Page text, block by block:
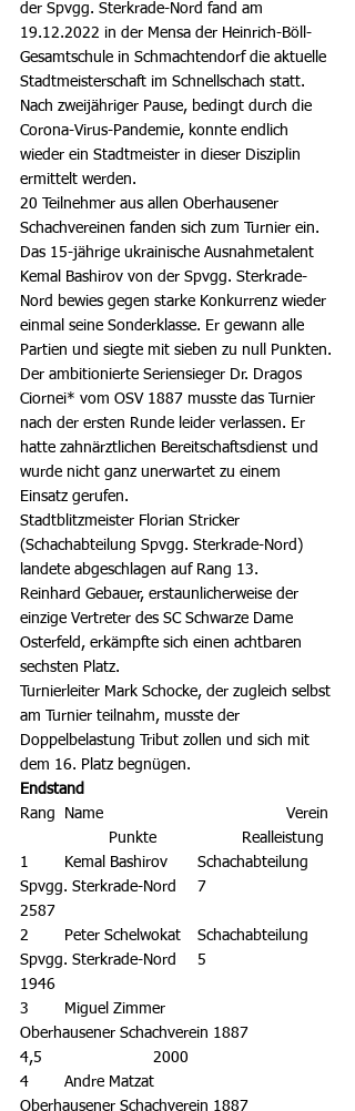
der Spvgg. Sterkrade-Nord fand am
19.12.2022 in der Mensa der Heinrich-Böll-
Gesamtschule in Schmachtendorf die aktuelle
Stadtmeisterschaft im Schnellschach statt.
Nach zweijähriger Pause, bedingt durch die
Corona-Virus-Pandemie, konnte endlich
wieder ein Stadtmeister in dieser Disziplin
ermittelt werden.
20 Teilnehmer aus allen Oberhausener
Schachvereinen fanden sich zum Turnier ein.
Das 15-jährige ukrainische Ausnahmetalent
Kemal Bashirov von der Spvgg. Sterkrade-
Nord bewies gegen starke Konkurrenz wieder
einmal seine Sonderklasse. Er gewann alle
Partien und siegte mit sieben zu null Punkten.
Der ambitionierte Seriensieger Dr. Dragos
Ciornei* vom OSV 1887 musste das Turnier
nach der ersten Runde leider verlassen. Er
hatte zahnärztlichen Bereitschaftsdienst und
wurde nicht ganz unerwartet zu einem
Einsatz gerufen.
Stadtblitzmeister Florian Stricker
(Schachabteilung Spvgg. Sterkrade-Nord)
landete abgeschlagen auf Rang 13.
Reinhard Gebauer, erstaunlicherweise der
einzige Vertreter des SC Schwarze Dame
Osterfeld, erkämpfte sich einen achtbaren
sechsten Platz.
Turnierleiter Mark Schocke, der zugleich selbst
am Turnier teilnahm, musste der
Doppelbelastung Tribut zollen und sich mit
dem 16. Platz begnügen.
Endstand
Rang	Name					Verein
		Punkte		Realleistung
1	Kemal Bashirov	Schachabteilung
Spvgg. Sterkrade-Nord	7
2587
2	Peter Schelwokat	Schachabteilung
Spvgg. Sterkrade-Nord	5
1946
3	Miguel Zimmer
Oberhausener Schachverein 1887
4,5			2000
4	Andre Matzat
Oberhausener Schachverein 1887